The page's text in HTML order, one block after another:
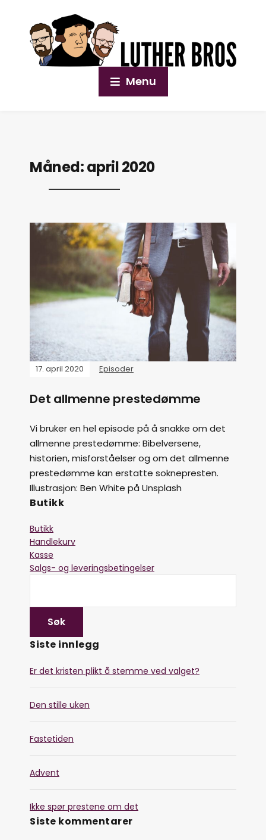
Menu
Måned:april 2020
17. april 2020 Episoder
Det allmenne prestedømme
Vi bruker en hel episode på å snakke om det
allmenne prestedømme: Bibelversene,
historien, misforståelser og om det allmenne
prestedømme kan erstatte soknepresten.
Illustrasjon: Ben White på Unsplash
Butikk
Butikk
Handlekurv
Kasse
Salgs- og leveringsbetingelser
Siste innlegg
Er det kristen plikt å stemme ved valget?
Den stille uken
Fastetiden
Advent
Ikke spør prestene om det
Siste kommentarer